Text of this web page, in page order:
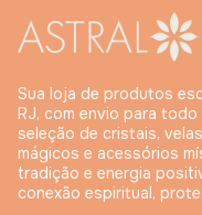
Sua loja de produtos
RJ, com envio para
seleção de cristais,
mágicos e acessórios
tradição e energia
conexão espiritual,